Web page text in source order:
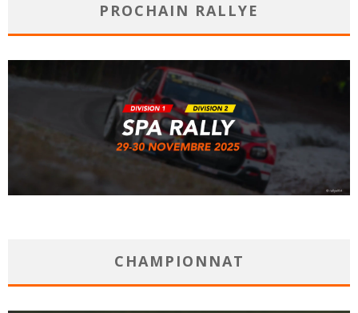
PROCHAIN RALLYE
CHAMPIONNAT